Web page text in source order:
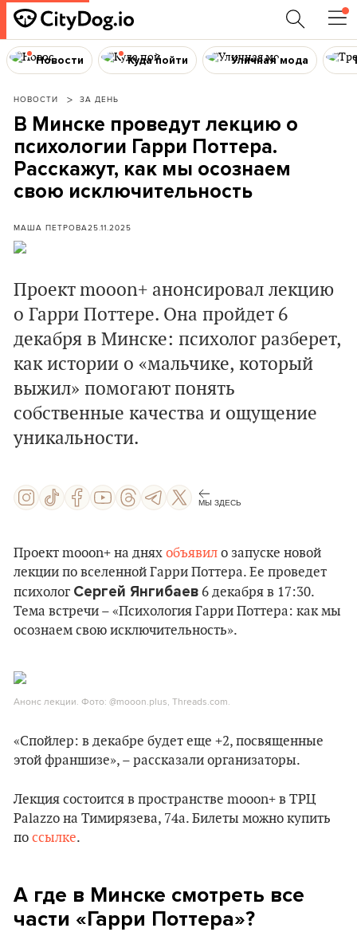
Новости Куда пойти Уличная мода
НОВОСТИ ЗА ДЕНЬ
В Минске проведут лекцию о
психологии Гарри Поттера.
Расскажут, как мы осознаем
свою исключительность
МАША ПЕТРОВА25.11.2025
Проект mooon+ анонсировал лекцию
о Гарри Поттере. Она пройдет 6
декабря в Минске: психолог разберет,
как истории о «мальчике, который
выжил» помогают понять
собственные качества и ощущение
уникальности.
МЫ ЗДЕСЬ
Проект mooon+ на днях объявил о запуске новой
лекции по вселенной Гарри Поттера. Ее проведет
психолог Сергей Янгибаев 6 декабря в 17:30.
Тема встречи – «Психология Гарри Поттера: как мы
осознаем свою исключительность».
Анонс лекции. Фото: @mooon.plus, Threads.com.
«Спойлер: в декабре будет еще +2, посвященные
этой франшизе», – рассказали организаторы.
Лекция состоится в пространстве mooon+ в ТРЦ
Palazzo на Тимирязева, 74а. Билеты можно купить
по ссылке.
А где в Минске смотреть все
части «Гарри Поттера»?